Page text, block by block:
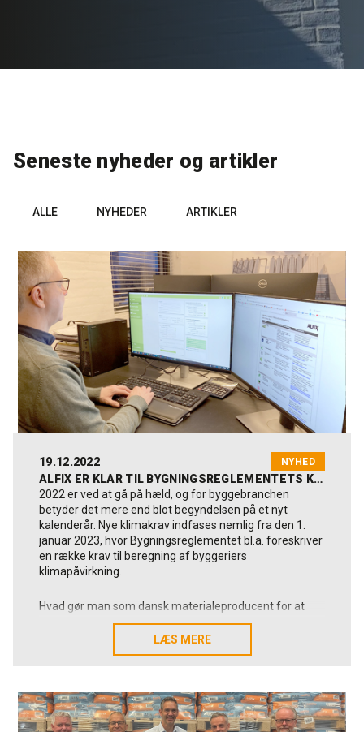
Downloads
Seneste nyheder og artikler
ALLE NYHEDER ARTIKLER
19.12.2022 NYHED
ALFIX ER KLAR TIL BYGNINGSREGLEMENTETS KOMMENDE KLIMAKRAV
2022 er ved at gå på hæld, og for byggebranchen
betyder det mere end blot begyndelsen på et nyt
kalenderår. Nye klimakrav indfases nemlig fra den 1.
januar 2023, hvor Bygningsreglementet bl.a. foreskriver
en række krav til beregning af byggeriers
klimapåvirkning.
Hvad gør man som dansk materialeproducent for at
blive klar til de nye krav, og hvad skal man være
opmærksom på som udførende håndværker?
Størstedelen af virksomhedens produkter har allerede
EPD’er, som bliver nødvendig dokumentation i
LÆS MERE
LÆS MERE